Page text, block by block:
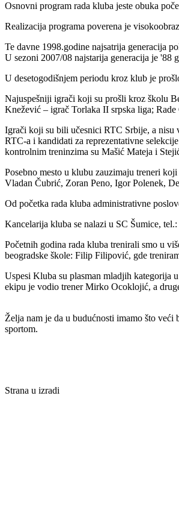
Osnovni program rada kluba jeste obuka
Realizacija programa poverena je
Te davne 1998.godine najsatrija generacija
U sezoni 2007/08 najstarija generacija je '88
U desetogodišnjem periodu kroz klub je
Najuspešniji igrači koji su prošli kroz školu
Knežević – igrač Torlaka II srpska liga;
Igrači koji su bili učesnici RTC Srbije, a nisu
RTC-a i kandidati za reprezentativne
kontrolnim treninzima su Mašić Mateja i
Posebno mesto u klubu zauzimaju treneri
Vladan Čubrić, Zoran Peno, Igor Polenek,
Od početka rada kluba administrativne
Kancelarija kluba se nalazi u SC Šumice,
Početnih godina rada kluba trenirali smo u
beogradske škole: Filip Filipović, gde
Uspesi Kluba su plasman mladjih kategorija
ekipu je vodio trener Mirko Ocoklojić, a
Želja nam je da u budućnosti imamo što
sportom.
Strana u izradi